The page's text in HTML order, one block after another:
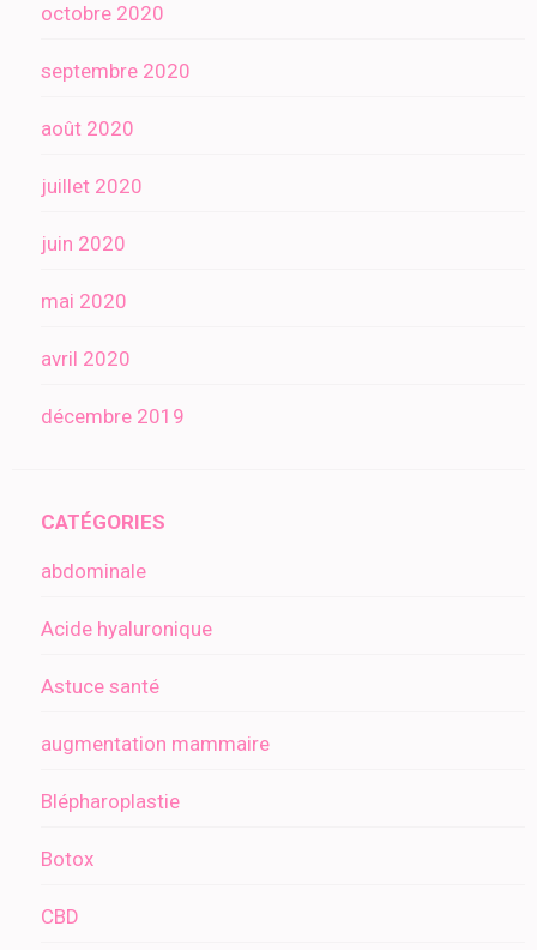
octobre 2020
septembre 2020
août 2020
juillet 2020
juin 2020
mai 2020
avril 2020
décembre 2019
CATÉGORIES
abdominale
Acide hyaluronique
Astuce santé
augmentation mammaire
Blépharoplastie
Botox
CBD